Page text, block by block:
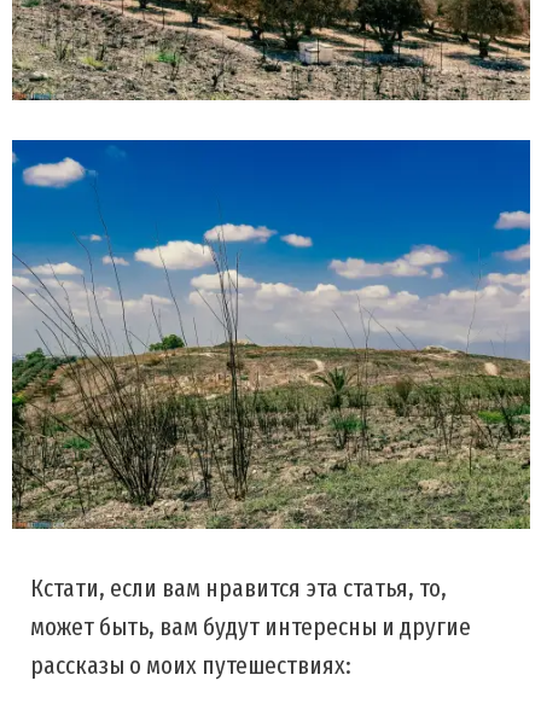
Кстати, если вам нравится эта статья, то,
может быть, вам будут интересны и другие
рассказы о моих путешествиях: